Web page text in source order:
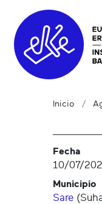
Inicio
Fecha
10/07/
Municipio
Sare (